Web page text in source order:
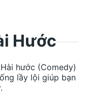
Hước
hước (Comedy)
lầy lội giúp bạn